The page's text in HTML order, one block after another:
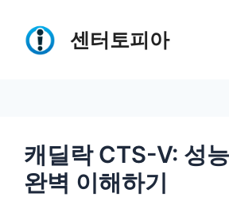
센터토피아
캐딜락 CTS-V: 성
완벽 이해하기